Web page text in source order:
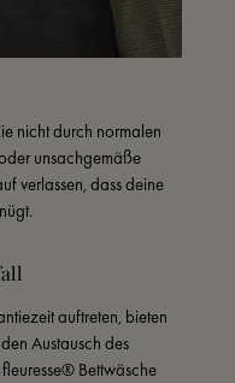
nicht durch normalen
unsachgemäße
verlassen, dass deine
auftreten, bieten
Austausch des
Bettwäsche